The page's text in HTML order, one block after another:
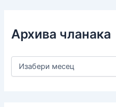
Архива чланака
А